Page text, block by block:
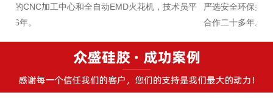
严选安全环保并通过全球各项检测认证的原材料，与供应商紧密
合作二十多年。
拥
无